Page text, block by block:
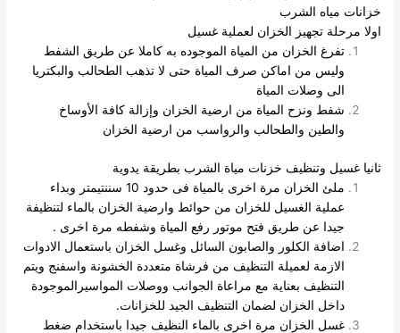
خزانات مياه الشرب
اولا مرحلة تجهيز الخزان لعملية غسيل
تفرغ الخزان من المياة الموجوده به كاملا عن طريق الشفط
وليس من اماكن صرف المياة حتى لا تذهب الطحالب والبكتريا
الى وصلات المياة
شفط ونزح المياة من ارضية الخزان وإزالة كافة الأوساخ
والطين والطحالب والرواسب من ارضية الخزان
ثانيا غسيل وتنظيف خزنات مياة الشرب بطريقة يدوية
ملئ الخزان مرة اخرى بالمياة فى حدود 10 سننتيمتر وبداء
عملية الغسيل للخزان من حوائط وارضية الخزان بالماء لتنظيفة
جيدا عن طريق فتح موتور رفع المياة وشفطه مرة اخرى .
اضافة الكلور والصابون السائل وغسل الخزان باستعمال الادوات
الازمة لعميلة التنظيف من فرشاة متعددة الخشونة واسفنج ويتم
التنظيف بعناية مع مراعاة الجوانب ووصلات المواسيرالموجودة
داخل الخزان لضمان التنظيف الجيد للخزانات.
غسل الخزان مرة اخرى بالماء النظيف جيدا باستخدام ضغط